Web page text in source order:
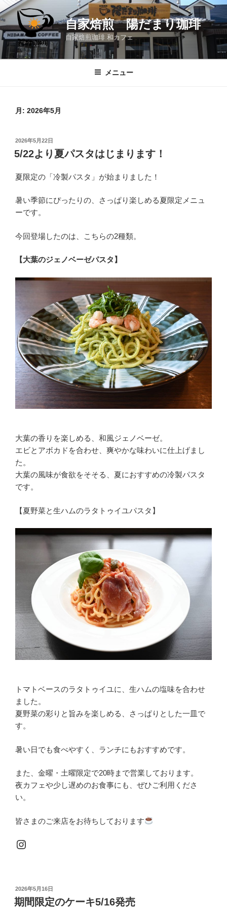
ン
テ
ン
ツ
自家焙煎 陽だまり珈琲
自家焙煎珈琲 和カフェ
メニュー
月: 2026年5月
投
稿
日:
2026年5月22日
5/22より夏パスタはじまります！
夏限定の「冷製パスタ」が始まりました！
暑い季節にぴったりの、さっぱり楽しめる夏限定メニュ
ーです。
今回登場したのは、こちらの2種類。
【大葉のジェノベーゼパスタ】
大葉の香りを楽しめる、和風ジェノベーゼ。
エビとアボカドを合わせ、爽やかな味わいに仕上げまし
た。
大葉の風味が食欲をそそる、夏におすすめの冷製パスタ
です。
【夏野菜と生ハムのラタトゥイユパスタ】
トマトベースのラタトゥイユに、生ハムの塩味を合わせ
ました。
夏野菜の彩りと旨みを楽しめる、さっぱりとした一皿で
す。
暑い日でも食べやすく、ランチにもおすすめです。
また、金曜・土曜限定で20時まで営業しております。
夜カフェや少し遅めのお食事にも、ぜひご利用くださ
い。
皆さまのご来店をお待ちしております
Instagram
投
稿
日:
2026年5月16日
期間限定のケーキ5/16発売